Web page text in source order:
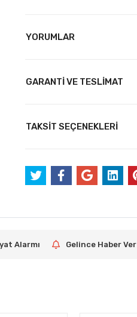
YORUMLAR
GARANTİ VE TESLİMAT
TAKSİT SEÇENEKLERİ
Alarmı Gelince Haber Ver